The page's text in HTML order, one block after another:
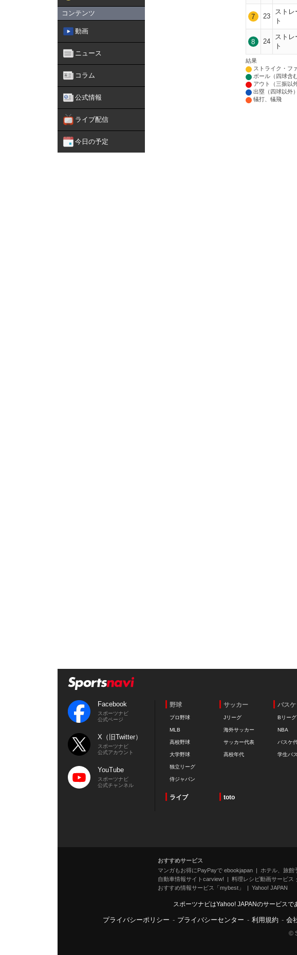
コンテンツ
動画
ニュース
コラム
公式情報
ライブ配信
今日の予定
7 23
ストレ
ト
8 24
ストレ
ト
結果
ストライク・フ
ボール（四球含む
アウト（三振以外
出塁（四球以外）
犠打、犠飛
Facebook
スポーツナビ
公式ページ
X（旧Twitter）
スポーツナビ
公式アカウント
YouTube
スポーツナビ
公式チャンネル
野球
プロ野球
MLB
高校野球
大学野球
独立リーグ
侍ジャパン
サッカー
Jリーグ
海外サッカー
サッカー代表
高校年代
バスケ
Bリーグ
NBA
バスケ
学生バ
ライブ toto
おすすめサービス
マンガもお得にPayPayで ebookjapan
ホテル、旅
自動車情報サイトcarview!
料理レシピ動画サービス
おすすめ情報サービス「mybest」
Yahoo! JAPAN
スポーツナビはYahoo! JAPANのサービス
プライバシーポリシー - プライバシーセンター - 利用規約 - 会
©